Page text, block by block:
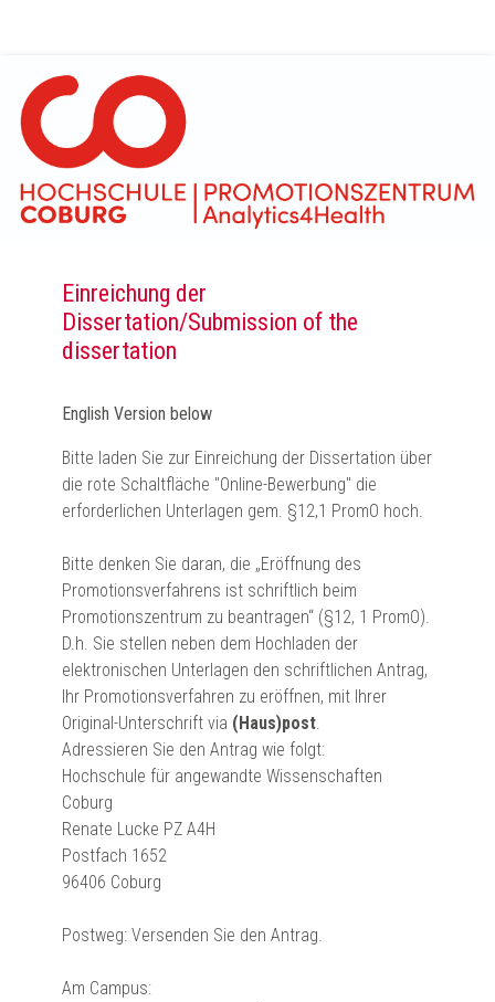
Einreichung der
Dissertation/Submission of the
dissertation
English Version below
Bitte laden Sie zur Einreichung der Dissertation über
die rote Schaltfläche "Online-Bewerbung" die
erforderlichen Unterlagen gem. §12,1 PromO hoch.
Bitte denken Sie daran, die „Eröffnung des
Promotionsverfahrens ist schriftlich beim
Promotionszentrum zu beantragen“ (§12, 1 PromO).
D.h. Sie stellen neben dem Hochladen der
elektronischen Unterlagen den schriftlichen Antrag,
Ihr Promotionsverfahren zu eröffnen, mit Ihrer
Original-Unterschrift via (Haus)post.
Adressieren Sie den Antrag wie folgt:
Hochschule für angewandte Wissenschaften
Coburg
Renate Lucke PZ A4H
Postfach 1652
96406 Coburg
Postweg: Versenden Sie den Antrag.
Am Campus: